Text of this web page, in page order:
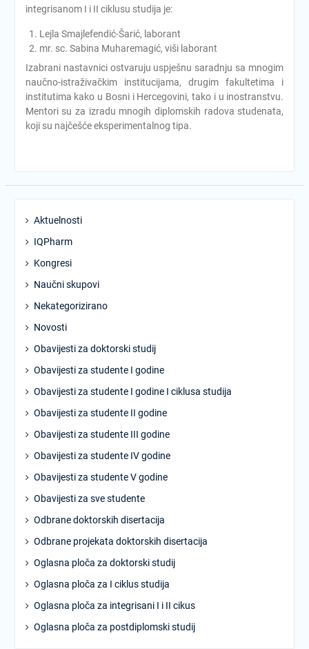
integrisanom I i II ciklusu studija je:
Lejla Smajlefendić-Šarić, laborant
mr. sc. Sabina Muharemagić, viši laborant
Izabrani nastavnici ostvaruju uspješnu saradnju sa mnogim
naučno-istraživačkim institucijama, drugim fakultetima i
institutima kako u Bosni i Hercegovini, tako i u inostranstvu.
Mentori su za izradu mnogih diplomskih radova studenata,
koji su najčešće eksperimentalnog tipa.
Aktuelnosti
IQPharm
Kongresi
Naučni skupovi
Nekategorizirano
Novosti
Obavijesti za doktorski studij
Obavijesti za studente I godine
Obavijesti za studente I godine I ciklusa studija
Obavijesti za studente II godine
Obavijesti za studente III godine
Obavijesti za studente IV godine
Obavijesti za studente V godine
Obavijesti za sve studente
Odbrane doktorskih disertacija
Odbrane projekata doktorskih disertacija
Oglasna ploča za doktorski studij
Oglasna ploča za I ciklus studija
Oglasna ploča za integrisani I i II cikus
Oglasna ploča za postdiplomski studij